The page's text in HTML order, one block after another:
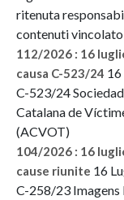
ritenuta
contenuti
112/2026 : 16
causa C-523/24
C-523/24
Catalana de
(ACVOT)
104/2026 : 16
cause riunite 16
C-258/23